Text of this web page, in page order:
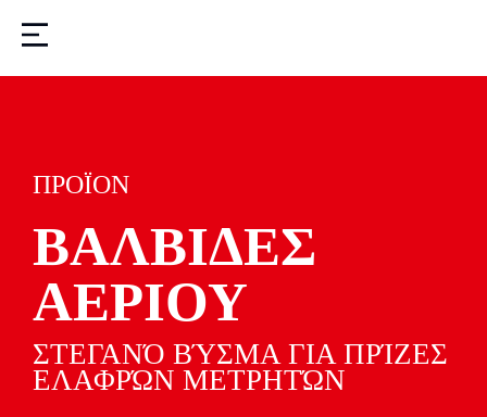
ΠΡΟΪΟΝ
ΒΑΛΒΙΔΕΣ
ΑΕΡΙΟΥ
ΣΤΕΓΑΝΌ ΒΎΣΜΑ ΓΙΑ ΠΡΊΖΕΣ
ΕΛΑΦΡΏΝ ΜΕΤΡΗΤΏΝ